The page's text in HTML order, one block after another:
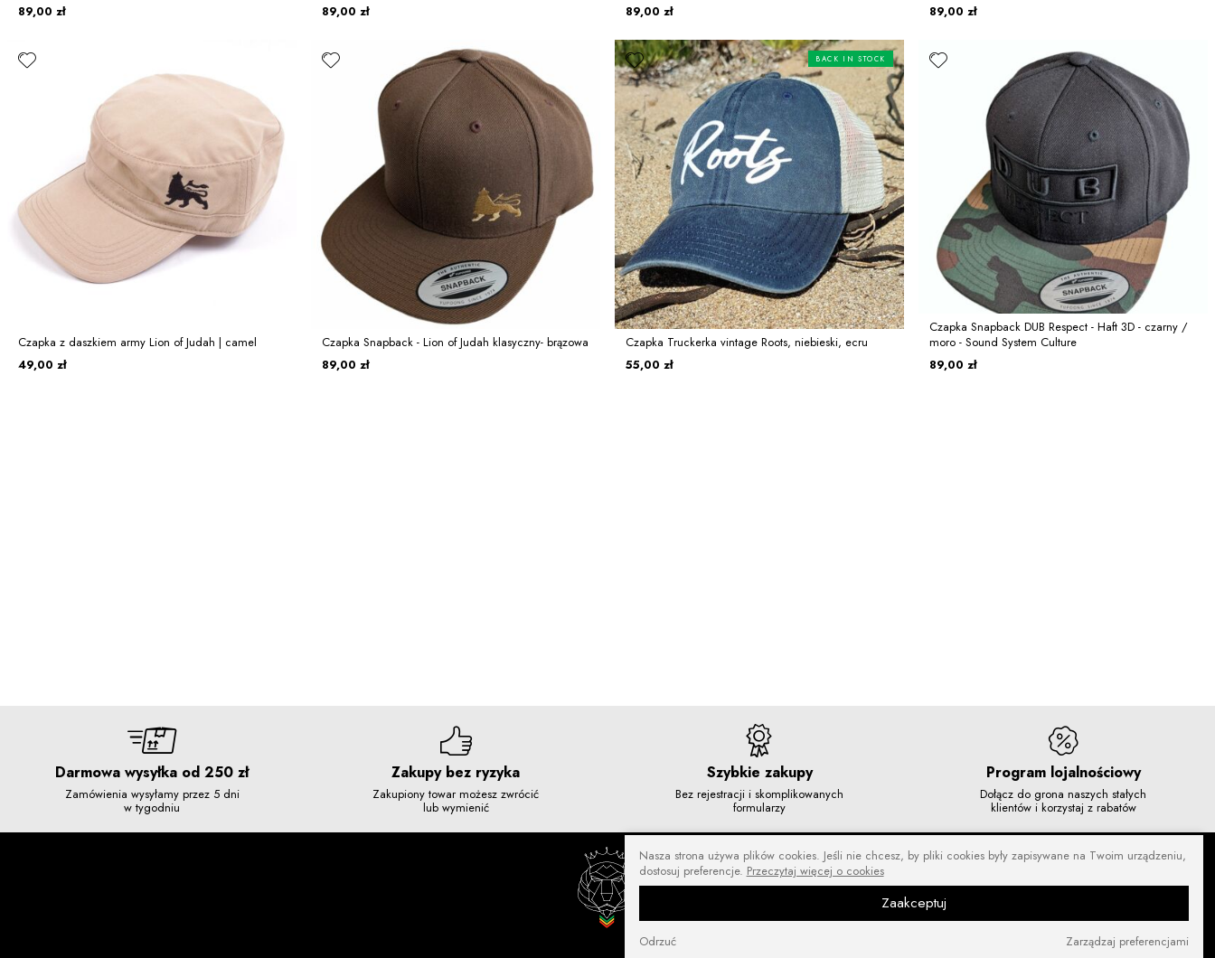
89,00 zł
89,00 zł
89,00 zł
89,00 zł
Czapka z daszkiem army Lion of Judah | camel
49,00 zł
Czapka Snapback - Lion of Judah klasyczny- brązowa
89,00 zł
Czapka Truckerka vintage Roots, niebieski, ecru
55,00 zł
BACK IN STOCK
Czapka Snapback DUB Respect - Haft 3D - czarny /
moro - Sound System Culture
89,00 zł
Darmowa wysyłka od 250 zł
Zamówienia wysyłamy przez 5 dni
w tygodniu
Zakupy bez ryzyka
Zakupiony towar możesz zwrócić
lub wymienić
Szybkie zakupy
Bez rejestracji i skomplikowanych
formularzy
Program lojalnościowy
Dołącz do grona naszych stałych
klientów i korzystaj z rabatów
Nasza strona używa plików cookies. Jeśli nie chcesz, by pliki cookies były zapisywane na Twoim urządzeniu,
dostosuj preferencje. Przeczytaj więcej o cookies
Zaakceptuj
Zarządzaj preferencjami
Odrzuć